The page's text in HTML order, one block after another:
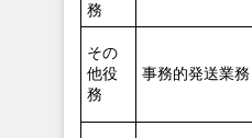
務
その
他役
務
事務的発送業務